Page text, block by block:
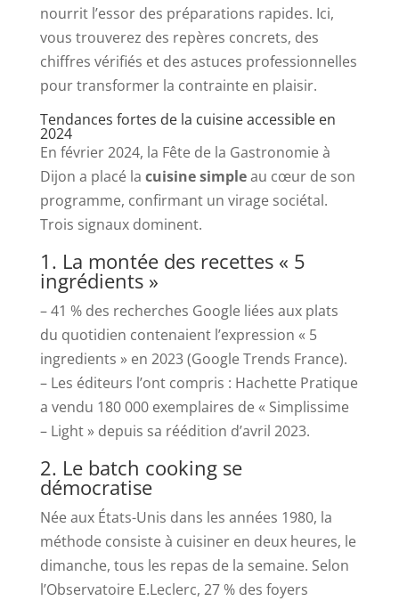
nourrit l’essor des préparations rapides. Ici,
vous trouverez des repères concrets, des
chiffres vérifiés et des astuces professionnelles
pour transformer la contrainte en plaisir.
Tendances fortes de la cuisine accessible en
2024
En février 2024, la Fête de la Gastronomie à
Dijon a placé la cuisine simpleau cœur de son
programme, confirmant un virage sociétal.
Trois signaux dominent.
1. La montée des recettes « 5
ingrédients »
– 41 % des recherches Google liées aux plats
du quotidien contenaient l’expression « 5
ingredients » en 2023 (Google Trends France).
– Les éditeurs l’ont compris : Hachette Pratique
a vendu 180 000 exemplaires de « Simplissime
– Light » depuis sa réédition d’avril 2023.
2. Le batch cooking se
démocratise
Née aux États-Unis dans les années 1980, la
méthode consiste à cuisiner en deux heures, le
dimanche, tous les repas de la semaine. Selon
l’Observatoire E.Leclerc, 27 % des foyers